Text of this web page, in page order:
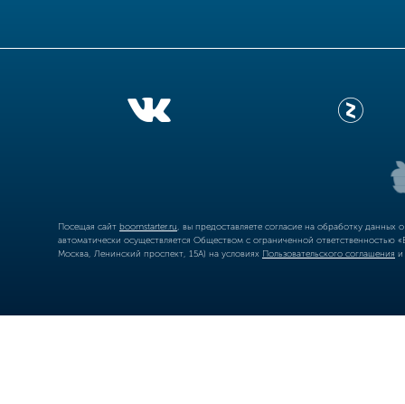
Посещая сайт boomstarter.ru , вы предоставляете согласие на обработку
автоматически осуществляется Обществом с ограниченной
Москва, Ленинский проспект, 15А) на условиях Пользовательского соглашения и